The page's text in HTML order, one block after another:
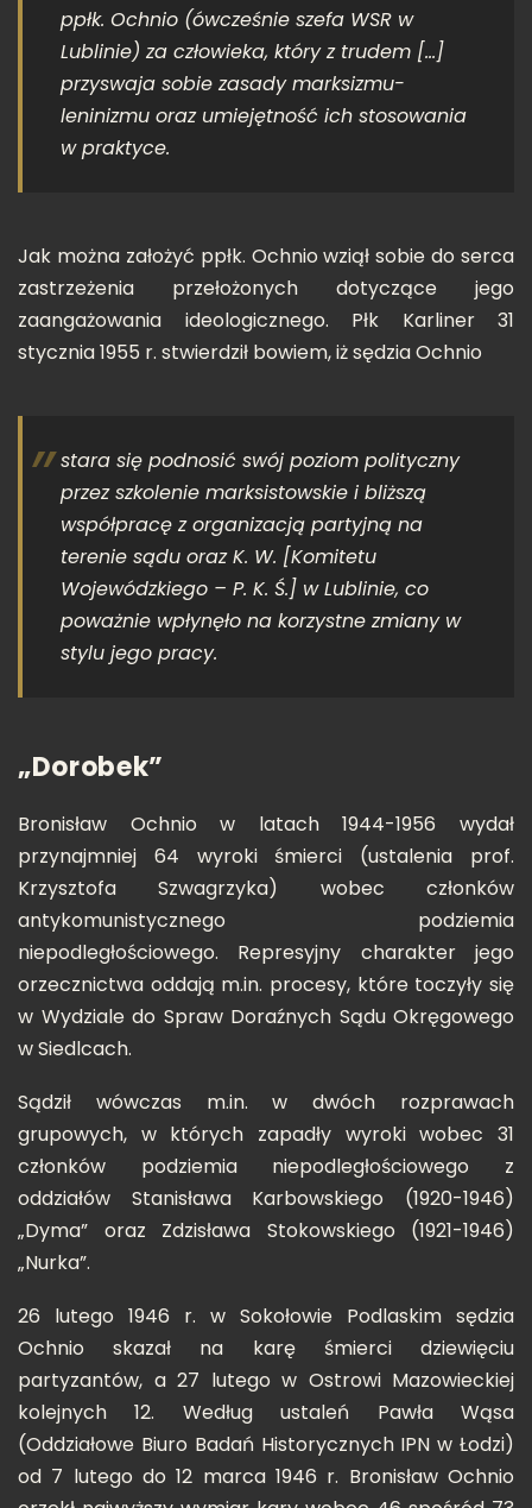
ppłk. Ochnio (ówcześnie szefa WSR w
Lublinie) za człowieka, któryz trudem […]
przyswaja sobie zasady marksizmu-
leninizmu oraz umiejętność ich stosowania
w praktyce.
Jak można założyć ppłk. Ochnio wziął sobie do serca
zastrzeżenia przełożonych dotyczące jego
zaangażowania ideologicznego. Płk Karliner 31
stycznia 1955 r. stwierdził bowiem, iż sędzia Ochnio
stara się podnosić swój poziom polityczny
przez szkolenie marksistowskie i bliższą
współpracę z organizacją partyjną na
terenie sądu oraz K. W. [Komitetu
Wojewódzkiego – P. K. Ś.] w Lublinie, co
poważnie wpłynęło na korzystne zmiany w
stylu jego pracy.
„Dorobek”
Bronisław Ochnio w latach 1944-1956 wydał
przynajmniej 64 wyroki śmierci (ustalenia prof.
Krzysztofa Szwagrzyka) wobec członków
antykomunistycznego podziemia
niepodległościowego. Represyjny charakter jego
orzecznictwa oddają m.in. procesy, które toczyły się
w Wydziale do Spraw Doraźnych Sądu Okręgowego
w Siedlcach.
Sądził wówczas m.in. w dwóch rozprawach
grupowych, w których zapadły wyroki wobec 31
członków podziemia niepodległościowego z
oddziałów Stanisława Karbowskiego (1920-1946)
„Dyma” oraz Zdzisława Stokowskiego (1921-1946)
„Nurka”.
26 lutego 1946 r. w Sokołowie Podlaskim sędzia
Ochnio skazał na karę śmierci dziewięciu
partyzantów, a 27 lutego w Ostrowi Mazowieckiej
kolejnych 12. Według ustaleń Pawła Wąsa
(Oddziałowe Biuro Badań Historycznych IPN w Łodzi)
od 7 lutego do 12 marca 1946 r. Bronisław Ochnio